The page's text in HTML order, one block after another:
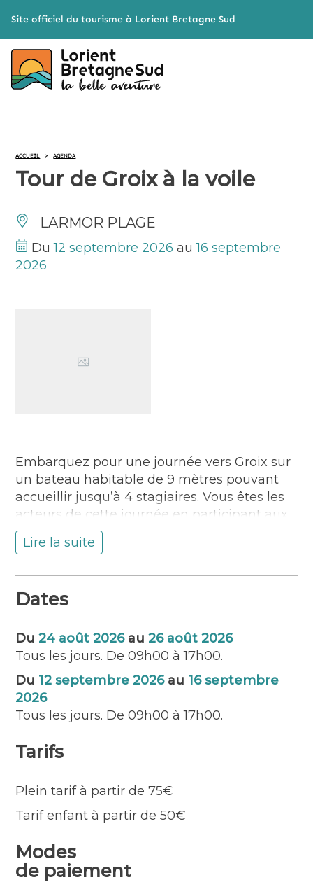
Site officiel du tourisme à Lorient Bretagne Sud
ACCUEIL > AGENDA
Tour de Groix à la voile
LARMOR PLAGE
Du12 septembre 2026 au16 septembre
2026
Embarquez pour une journée vers Groix sur
un bateau habitable de 9 mètres pouvant
accueillir jusqu’à 4 stagiaires. Vous êtes les
acteurs de cette journée en participant aux
manœuvres dès la sortie du port. Une
journée exceptionnelle pour découvrir la
– Aucun niveau pré-requis
thème spécifique
Programme-type :
– Départ 9h du port de Kernével (sortie de la
rade de Lorient)
– Hissage de voiles et premières
– Pause pique-nique en mer ou à l’ancre
Lire la suite
Dates
Du24 août 2026au26 août 2026
Tous les jours. De 09h00 à 17h00.
Du 12 septembre 2026au 16 septembre
2026
Tous les jours. De 09h00 à 17h00.
Tarifs
Plein tarif à partir de 75€
Tarif enfant à partir de 50€
Modes
de paiement